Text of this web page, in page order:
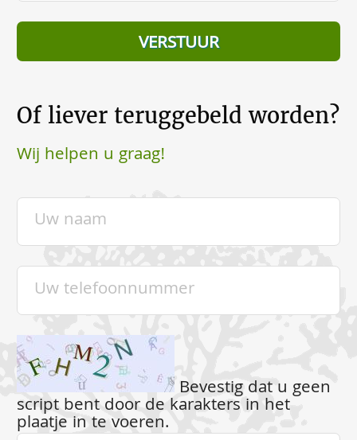
Of liever teruggebeld worden?
Wij helpen u graag!
Bevestig dat u geen
script bent door de karakters in het
plaatje in te voeren.